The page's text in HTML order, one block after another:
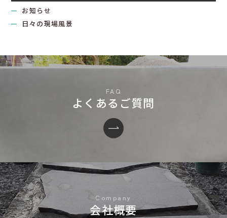
お知らせ
日々の現場風景
よくあるご質問
会社概要